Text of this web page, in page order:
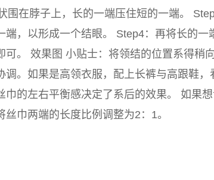
在脖子上，长的一端压住短的一端。
，以形成一个结眼。 Step4：再将长的一
可。 效果图 小贴士：将领结的位置系得稍
。如果是高领衣服，配上长裤与高跟鞋，
的左右平衡感决定了系后的效果。 如果
巾两端的长度比例调整为2：1。